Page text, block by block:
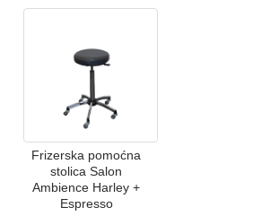
Frizerska pomoćna
stolica Salon
Ambience Harley +
Espresso